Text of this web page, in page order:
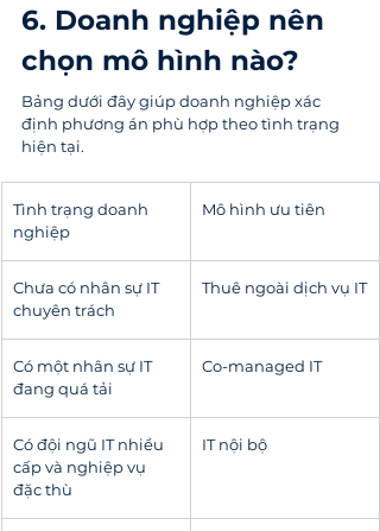
6. Doanh nghiệp nên
chọn mô hình nào?
Bảng dưới đây giúp doanh nghiệp xác
định phương án phù hợp theo tình trạng
hiện tại.
Tình trạng doanh
nghiệp
Mô hình ưu tiên
Chưa có nhân sự IT
chuyên trách
Thuê ngoài dịch vụ IT
Có một nhân sự IT
đang quá tải
Co-managed IT
Có đội ngũ IT nhiều
cấp và nghiệp vụ
đặc thù
IT nội bộ